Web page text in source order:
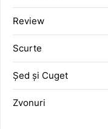
Review
Scurte
Șed și Cuget
Zvonuri